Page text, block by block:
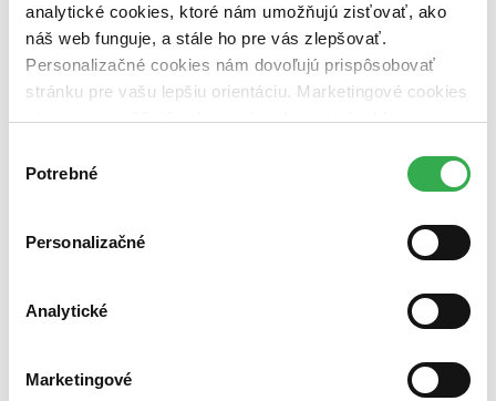
analytické cookies, ktoré nám umožňujú zisťovať, ako
náš web funguje, a stále ho pre vás zlepšovať.
Personalizačné cookies nám dovoľujú prispôsobovať
stránku pre vašu lepšiu orientáciu. Marketingové cookies
nám zas umožňujú zobrazenie relevantnej reklamy.
nám pomohlo, keby sme mohli používať všetky tieto
súhlasu
Potrebné
Personalizačné
Analytické
Marketingové
čítaná (0 titulov)čítaná
čítaná - výborný stav (0 titulov)čítaná - výborný stav
čítaná - mierne opotrebovaná (0 titulov)
čítaná - mierne
opotrebovaná
čítané verzie vypredaných kníh (0 titulov)čítané verzie
vypredaných kníh
Bestsellery
Najdrahšie
Najlacnejšie